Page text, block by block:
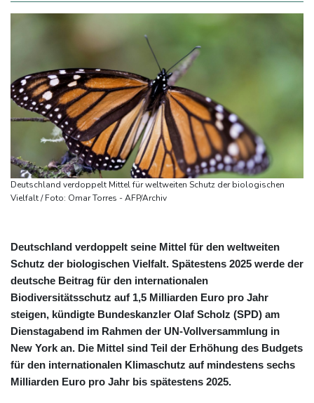
Deutschland verdoppelt Mittel für weltweiten Schutz der biologischen
Vielfalt / Foto: Omar Torres - AFP/Archiv
Deutschland verdoppelt seine Mittel für den weltweiten
Schutz der biologischen Vielfalt. Spätestens 2025 werde der
deutsche Beitrag für den internationalen
Biodiversitätsschutz auf 1,5 Milliarden Euro pro Jahr
steigen, kündigte Bundeskanzler Olaf Scholz (SPD) am
Dienstagabend im Rahmen der UN-Vollversammlung in
New York an. Die Mittel sind Teil der Erhöhung des Budgets
für den internationalen Klimaschutz auf mindestens sechs
Milliarden Euro pro Jahr bis spätestens 2025.